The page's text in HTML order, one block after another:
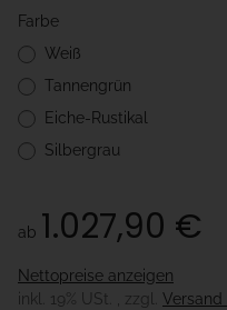
Farbe
Weiß
Tannengrün
Eiche-Rustikal
Silbergrau
ab 1.027,90 €
Nettopreise anzeigen
inkl. 19% USt. , zzgl. Versand